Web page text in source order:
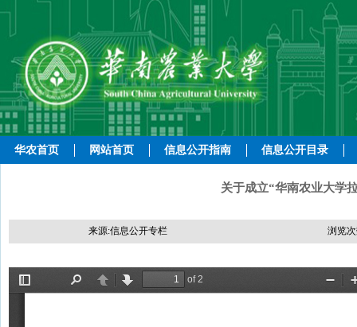
华农首页 网站首页 信息公开指南 信息公开目录
关于成立“华南农业大学
来源:信息公开专栏 浏览